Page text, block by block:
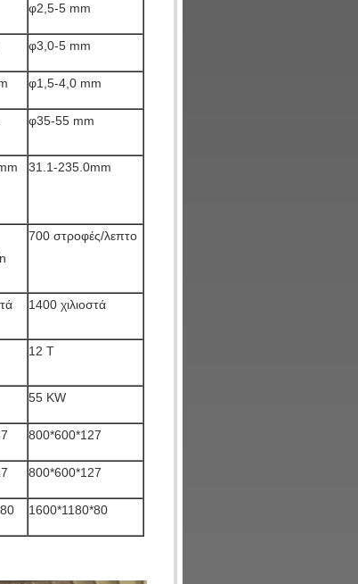
φ2,5-5 mm
φ3,0-5 mm
φ1,5-4,0 mm
φ35-55 mm
31.1-235.0mm
700 στροφές/λεπτο
1400 χιλιοστά
12 Τ
55 KW
800*600*127
800*600*127
1600*1180*80